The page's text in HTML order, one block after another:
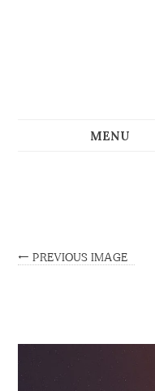
← PREVIOUS IMAGE